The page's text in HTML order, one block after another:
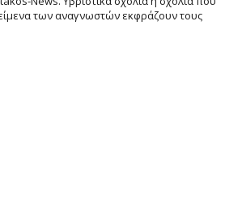
των αναγνωστών εκφράζουν τους